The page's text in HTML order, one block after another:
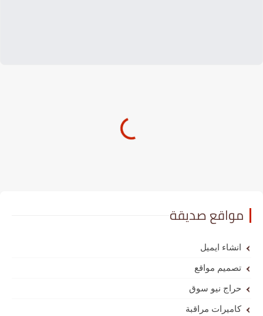
مواقع صديقة
انشاء ايميل
تصميم مواقع
حراج نيو سوق
كاميرات مراقبة